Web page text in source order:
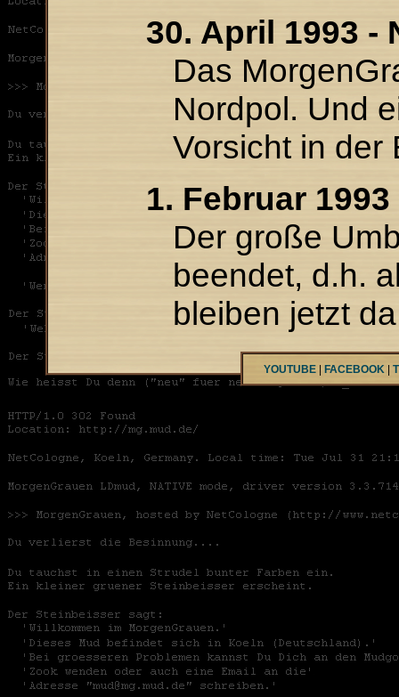
30. April 1993 -
Das
Nordpol. Und
Vorsicht in der
1. Februar
Der große
beendet, d.h.
bleiben jetzt
YOUTUBE FACEBOOK